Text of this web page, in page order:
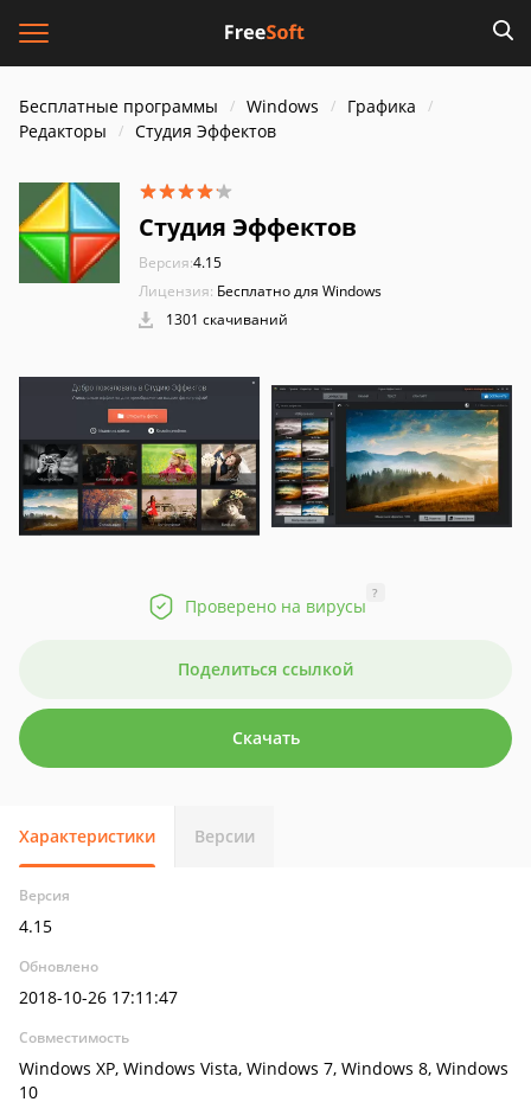
Бесплатные программы Windows
Графика
Редакторы
Студия Эффектов
Студия Эффектов
Версия:4.15
Лицензия: Бесплатно для Windows
1301 скачиваний
Проверено на вирусы
?
Поделиться ссылкой
Скачать
Характеристики Версии
Версия
4.15
Обновлено
2018-10-26 17:11:47
Совместимость
Windows XP, Windows Vista, Windows 7, Windows 8, Windows
10